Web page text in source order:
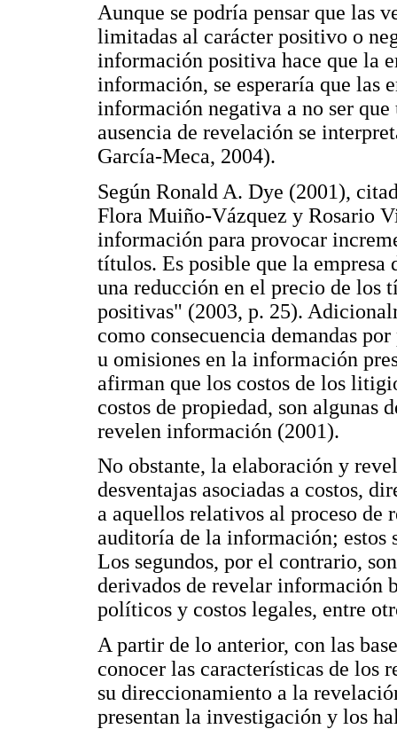
Aunque se podría pensar que las
limitadas al carácter positivo o
información positiva hace que la
información, se esperaría que las
información negativa a no ser
ausencia de revelación se
García-Meca, 2004).
Según Ronald A. Dye (2001),
Flora Muiño-Vázquez y Rosario
información para provocar
títulos. Es posible que la
una reducción en el precio de los
positivas" (2003, p. 25).
como consecuencia demandas
u omisiones en la información
afirman que los costos de los
costos de propiedad, son algunas
revelen información (2001).
No obstante, la elaboración y
desventajas asociadas a costos,
a aquellos relativos al proceso
auditoría de la información;
Los segundos, por el contrario,
derivados de revelar información
políticos y costos legales, entre
A partir de lo anterior, con las
conocer las características de los
su direccionamiento a la
presentan la investigación y los